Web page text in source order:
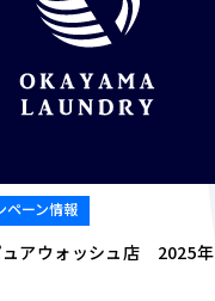
ペーン情報
ュアウォッシュ店 2025